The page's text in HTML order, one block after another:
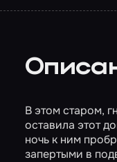
В этом старом,
оставила этот
ночь к ним
запертыми в